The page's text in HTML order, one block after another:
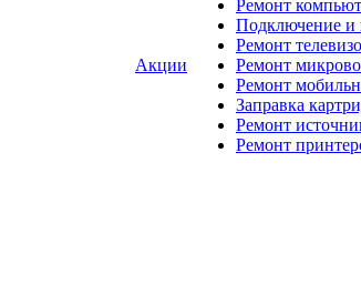
Акции
Ремонт
Подключение и
Ремонт
Ремонт
Ремонт
Заправка
Ремонт
Ремонт